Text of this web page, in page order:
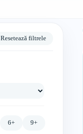
Resetează filtrele
6+ 9+